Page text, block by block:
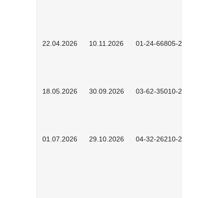
22.04.2026 10.11.2026 01-24-66805-2601
18.05.2026 30.09.2026 03-62-35010-2502
01.07.2026 29.10.2026 04-32-26210-2601